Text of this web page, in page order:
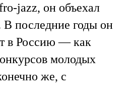
jazz, он объехал
В последние годы он
в Россию — как
молодых
же, с